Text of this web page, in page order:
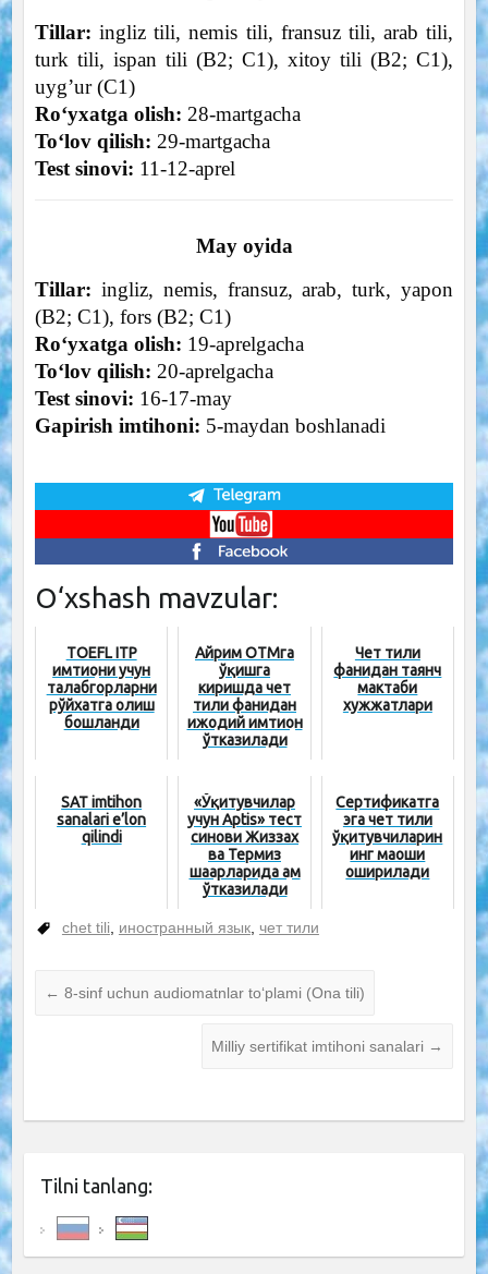
Tillar: ingliz tili, nemis tili, fransuz tili, arab tili,
turk tili, ispan tili (B2; C1), xitoy tili (B2; C1),
uyg’ur (C1)
Roʻyxatga olish: 28-martgacha
Toʻlov qilish: 29-martgacha
Test sinovi: 11-12-aprel
May oyida
Tillar: ingliz, nemis, fransuz, arab, turk, yapon
(B2; C1), fors (B2; C1)
Roʻyxatga olish: 19-aprelgacha
Toʻlov qilish: 20-aprelgacha
Test sinovi: 16-17-may
Gapirish imtihoni: 5-maydan boshlanadi
O‘xshash mavzular:
TOEFL ITP
имтиҳони учун
талабгорларни
рўйхатга олиш
бошланди
Айрим ОТМга
ўқишга
киришда чет
тили фанидан
ижодий имтиҳон
ўтказилади
Чет тили
фанидан таянч
мактаби
хужжатлари
SAT imtihon
sanalari e’lon
qilindi
«Ўқитувчилар
учун Aptis» тест
синови Жиззах
ва Термиз
шаҳарларида ҳам
ўтказилади
Сертификатга
эга чет тили
ўқитувчиларин
инг маоши
оширилади
chet tili, иностранный язык, чет тили
← 8-sinf uchun audiomatnlar to‘plami (Ona tili)
Milliy sertifikat imtihoni sanalari →
Tilni tanlang: